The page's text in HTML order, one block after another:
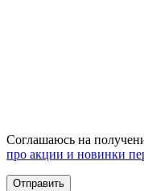
Соглашаюсь на
про акции и новинки